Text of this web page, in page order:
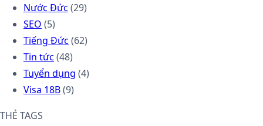
Nước Đức (29)
SEO (5)
Tiếng Đức (62)
Tin tức (48)
Tuyển dụng (4)
Visa 18B(9)
THẺ TAGS